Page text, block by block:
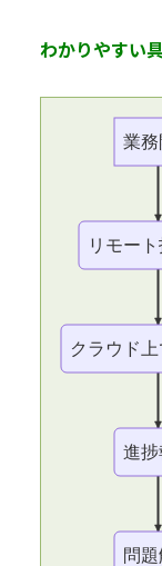
わかりやすい
業務
リモー
クラウド
進捗
問